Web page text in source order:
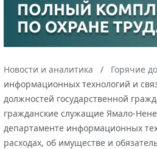
Новости и аналитика Горячие
информационных технологий и
должностей государственной
гражданские служащие Ямало-
департаменте информационных
расходах, об имуществе и